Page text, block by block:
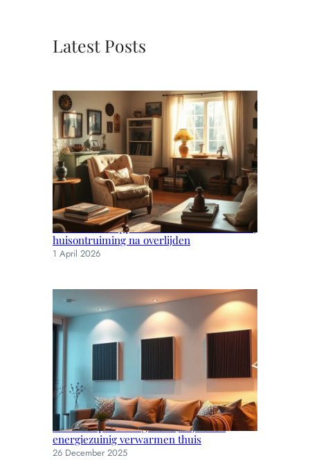
Latest Posts
Praktische stappen en emotionele steun bij
huisontruiming na overlijden
1 April 2026
Infraroodpanelen: gezond, stijlvol en
energiezuinig verwarmen thuis
26 December 2025